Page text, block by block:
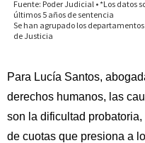
Para Lucía Santos,
derechos humanos, las
son la dificultad
de cuotas que presiona a